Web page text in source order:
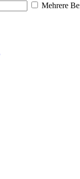
Mehrere